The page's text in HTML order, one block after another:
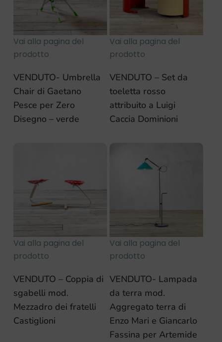
Vai alla pagina del
prodotto
VENDUTO- Umbrella
Chair di Gaetano
Pesce per Zero
Disegno – verde
Vai alla pagina del
prodotto
VENDUTO – Set da
toeletta rosso
attribuito a Luigi
Caccia Dominioni
Vai alla pagina del
prodotto
VENDUTO – Coppia di
sgabelli mod.
Mezzadro dei fratelli
Castiglioni
Vai alla pagina del
prodotto
VENDUTO- Lampada
da terra mod.
Aggregato terra di
Enzo Mari e Giancarlo
Fassina per Artemide